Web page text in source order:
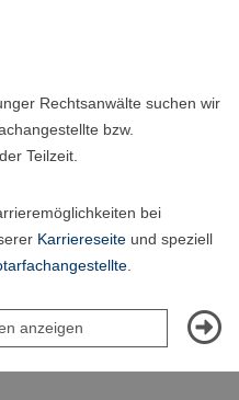
Rechtsanwälte suchen wir
bzw.
Teilzeit.
bei
Karriereseite und speziell
anzeigen